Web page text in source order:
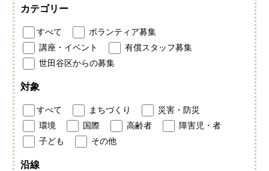
カテゴリー
すべて
ボランティア募集
講座・イベント
有償スタッフ募集
世田谷区からの募集
対象
すべて まちづくり
災害・防災
環境
国際 高齢者
障害児・者
子ども
その他
沿線